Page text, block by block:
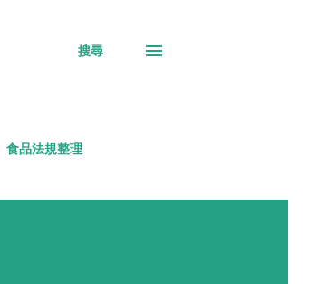
搜尋
食品法規整理